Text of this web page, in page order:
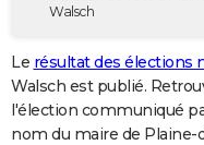
Destinations
City break
Voyage nature
Voyage de noces
Forum
GUIDES D'ACHAT
BONS PLANS
Walsch
Le résultat des élections
Walsch est publié.
l'élection communiqué
nom du maire de Plaine-